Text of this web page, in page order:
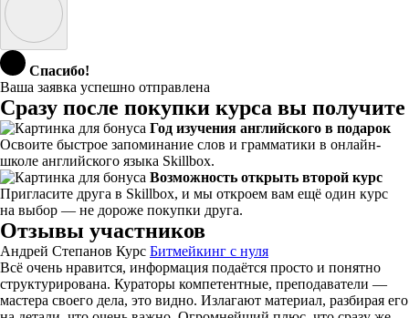
Спасибо!
Ваша заявка успешно отправлена
Сразу после покупки курса вы получите
Год изучения английского в подарок
Освоите быстрое запоминание слов и грамматики в онлайн-
школе английского языка Skillbox.
Возможность открыть второй курс
Пригласите друга в Skillbox, и мы откроем вам ещё один курс
на выбор — не дороже покупки друга.
Отзывы участников
Андрей Степанов Курс Битмейкинг с нуля
Всё очень нравится, информация подаётся просто и понятно
структурирована. Кураторы компетентные, преподаватели —
мастера своего дела, это видно. Излагают материал, разбирая его